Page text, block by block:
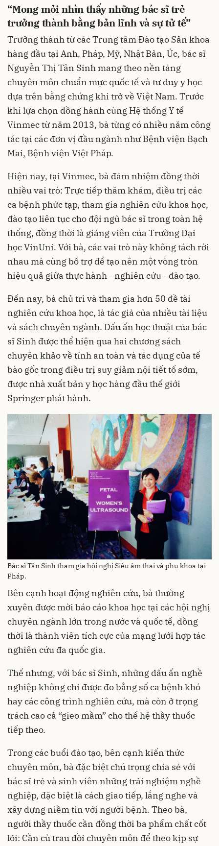
“Mong mỏi nhìn thấy những bác sĩ trẻ
trưởng thành bằng bản lĩnh và sự tử tế”
Trưởng thành từ các Trung tâm Đào tạo Sản khoa
hàng đầu tại Anh, Pháp, Mỹ, Nhật Bản, Úc, bác sĩ
Nguyễn Thị Tân Sinh mang theo nền tảng
chuyên môn chuẩn mực quốc tế và tư duy y học
dựa trên bằng chứng khi trở về Việt Nam. Trước
khi lựa chọn đồng hành cùng Hệ thống Y tế
Vinmec từ năm 2013, bà từng có nhiều năm công
tác tại các đơn vị đầu ngành như Bệnh viện Bạch
Mai, Bệnh viện Việt Pháp.
Hiện nay, tại Vinmec, bà đảm nhiệm đồng thời
nhiều vai trò: Trực tiếp thăm khám, điều trị các
ca bệnh phức tạp, tham gia nghiên cứu khoa học,
đào tạo liên tục cho đội ngũ bác sĩ trong toàn hệ
thống, đồng thời là giảng viên của Trường Đại
học VinUni. Với bà, các vai trò này không tách rời
nhau mà cùng bổ trợ để tạo nên một vòng tròn
hiệu quả giữa thực hành - nghiên cứu - đào tạo.
Đến nay, bà chủ trì và tham gia hơn 50 đề tài
nghiên cứu khoa học, là tác giả của nhiều tài liệu
và sách chuyên ngành. Dấu ấn học thuật của bác
sĩ Sinh được thể hiện qua hai chương sách
chuyên khảo về tính an toàn và tác dụng của tế
bào gốc trong điều trị suy giảm nội tiết tố sớm,
được nhà xuất bản y học hàng đầu thế giới
Springer phát hành.
Bác sĩ Tân Sinh tham gia hội nghị Siêu âm thai và phụ khoa tại
Pháp.
Bên cạnh hoạt động nghiên cứu, bà thường
xuyên được mời báo cáo khoa học tại các hội nghị
chuyên ngành lớn trong nước và quốc tế, đồng
thời là thành viên tích cực của mạng lưới hợp tác
nghiên cứu đa quốc gia.
Thế nhưng, với bác sĩ Sinh, những dấu ấn nghề
nghiệp không chỉ được đo bằng số ca bệnh khó
hay các công trình nghiên cứu, mà còn ở trọng
trách cao cả “gieo mầm” cho thế hệ thầy thuốc
tiếp theo.
Trong các buổi đào tạo, bên cạnh kiến thức
chuyên môn, bà đặc biệt chú trọng chia sẻ với
bác sĩ trẻ và sinh viên những trải nghiệm nghề
nghiệp, đặc biệt là cách giao tiếp, lắng nghe và
xây dựng niềm tin với người bệnh. Theo bà,
người thầy thuốc cần đồng thời ba phẩm chất cốt
lõi: Cần cù trau dồi chuyên môn để theo kịp sự